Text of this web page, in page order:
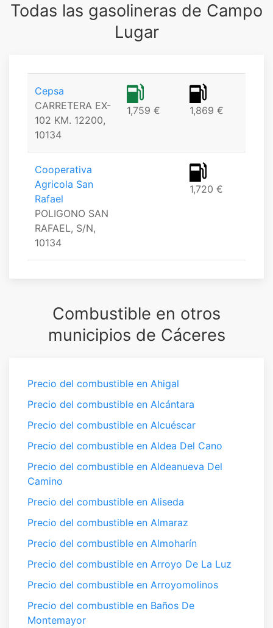
Todas las gasolineras de Campo
Lugar
Cepsa
CARRETERA EX-
102 KM. 12200,
10134
1,759 € 1,869 €
Cooperativa
Agricola San
Rafael
POLIGONO SAN
RAFAEL, S/N,
10134
1,720 €
Combustible en otros
municipios de Cáceres
Precio del combustible en Ahigal
Precio del combustible en Alcántara
Precio del combustible en Alcuéscar
Precio del combustible en Aldea Del Cano
Precio del combustible en Aldeanueva Del
Camino
Precio del combustible en Aliseda
Precio del combustible en Almaraz
Precio del combustible en Almoharín
Precio del combustible en Arroyo De La Luz
Precio del combustible en Arroyomolinos
Precio del combustible en Baños De
Montemayor